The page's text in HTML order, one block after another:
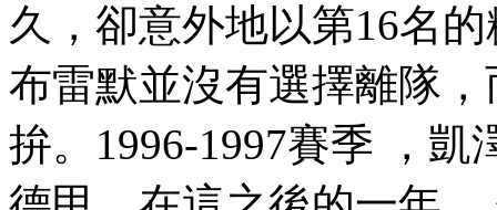
久，卻意外地以第16名的
布雷默並沒有選擇離隊
拚。1996-1997賽季 ，